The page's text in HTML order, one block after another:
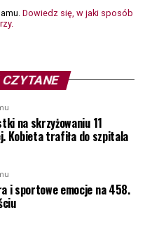
Dowiedz się, w jaki sposób
na skrzyżowaniu 11
Kobieta trafiła do szpitala
i sportowe emocje na 458.